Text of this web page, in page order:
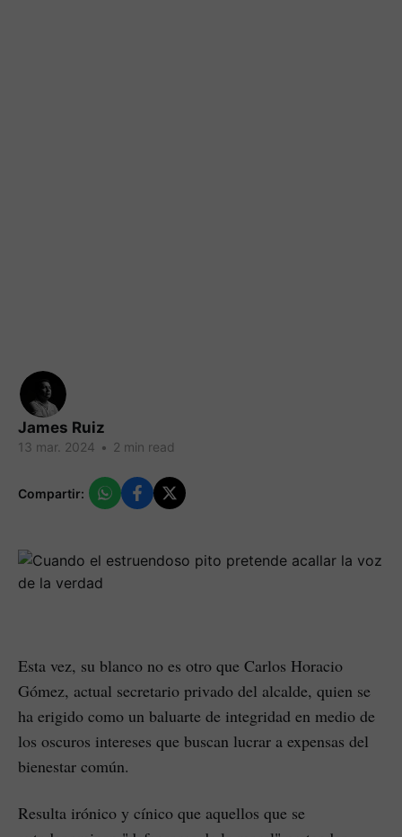
James Ruiz
13 mar. 2024 • 2 min read
Compartir:
Esta vez, su blanco no es otro que Carlos Horacio
Gómez, actual secretario privado del alcalde, quien se
ha erigido como un baluarte de integridad en medio de
los oscuros intereses que buscan lucrar a expensas del
bienestar común.
Resulta irónico y cínico que aquellos que se